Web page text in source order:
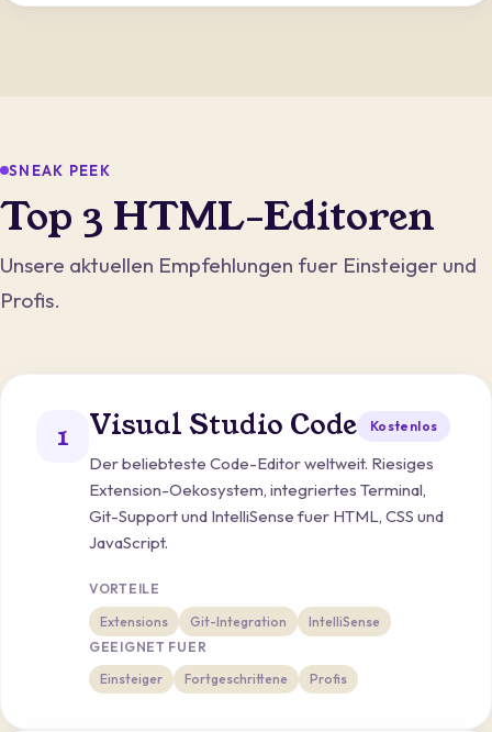
SNEAK PEEK
Top 3 HTML-Editoren
Unsere aktuellen Empfehlungen fuer Einsteiger und
Profis.
1 Visual Studio Code Kostenlos
Der beliebteste Code-Editor weltweit. Riesiges
Extension-Oekosystem, integriertes Terminal,
Git-Support und IntelliSense fuer HTML, CSS und
JavaScript.
VORTEILE
Extensions
Git-Integration
IntelliSense
GEEIGNET FUER
Einsteiger
Fortgeschrittene Profis